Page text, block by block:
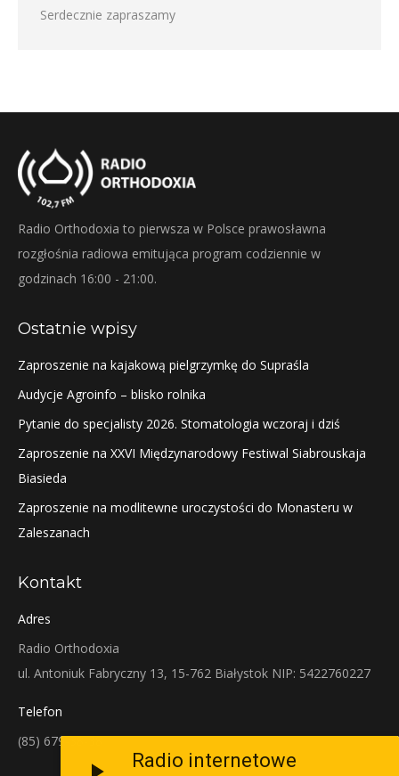
Serdecznie zapraszamy
Radio Orthodoxia to pierwsza w Polsce prawosławna
rozgłośnia radiowa emitująca program codziennie w
godzinach 16:00 - 21:00.
Ostatnie wpisy
Zaproszenie na kajakową pielgrzymkę do Supraśla
Audycje Agroinfo – blisko rolnika
Pytanie do specjalisty 2026. Stomatologia wczoraj i dziś
Zaproszenie na XXVI Międzynarodowy Festiwal Siabrouskaja
Biasieda
Zaproszenie na modlitewne uroczystości do Monasteru w
Zaleszanach
Kontakt
Adres
Radio Orthodoxia
ul. Antoniuk Fabryczny 13, 15-762 Białystok NIP: 5422760227
Telefon
(85) 679-38-38
Radio internetowe